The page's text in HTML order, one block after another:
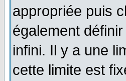
appropriée puis
également
infini. Il y a une
cette limite est